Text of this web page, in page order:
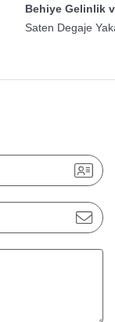
Behiye Gelinlik
Saten Degaje